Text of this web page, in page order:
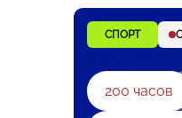
СПОРТ
200 часов